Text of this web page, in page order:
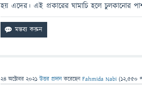
হয় এদের। এই প্রকারের ঘামাচি হলে চুলকানোর
24 অক্টোবর 2021 উত্তর প্রদান করেছেনFahmida Nabi (12,550